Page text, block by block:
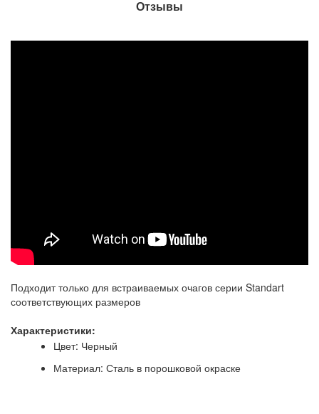
Отзывы
Подходит только для встраиваемых очагов серии Standart
соответствующих размеров
Характеристики:
Цвет: Черный
Материал: Сталь в порошковой окраске